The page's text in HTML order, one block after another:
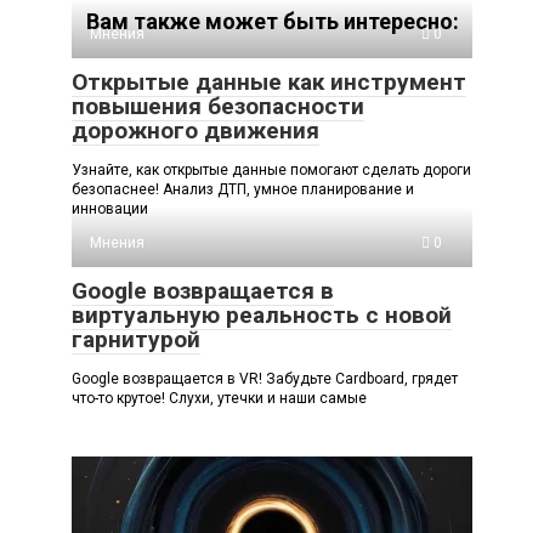
Вам также может быть интересно:
Мнения 0
Открытые данные как инструмент
повышения безопасности
дорожного движения
Узнайте, как открытые данные помогают сделать дороги
безопаснее! Анализ ДТП, умное планирование и
инновации
Мнения
0
Google возвращается в
виртуальную реальность с новой
гарнитурой
Google возвращается в VR! Забудьте Cardboard, грядет
что-то крутое! Слухи, утечки и наши самые